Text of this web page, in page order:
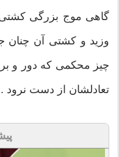
گاهی موج بزرگی کشتی
وزید و کشتی آن چنان
چیز محکمی که دور و
تعادلشان از دست نرود .